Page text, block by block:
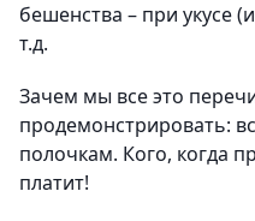
бешенства – при укусе
т.д.
Зачем мы все это
продемонстрировать:
полочкам. Кого, когда
платит!